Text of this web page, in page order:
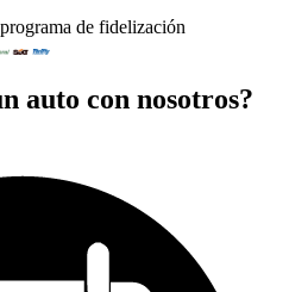
de fidelización
auto con nosotros?